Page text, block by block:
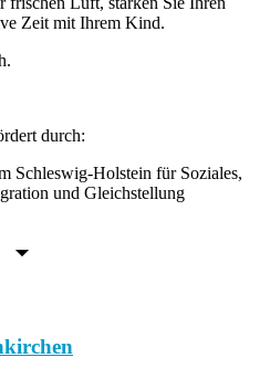
Zeit mit Ihrem Kind.
durch: